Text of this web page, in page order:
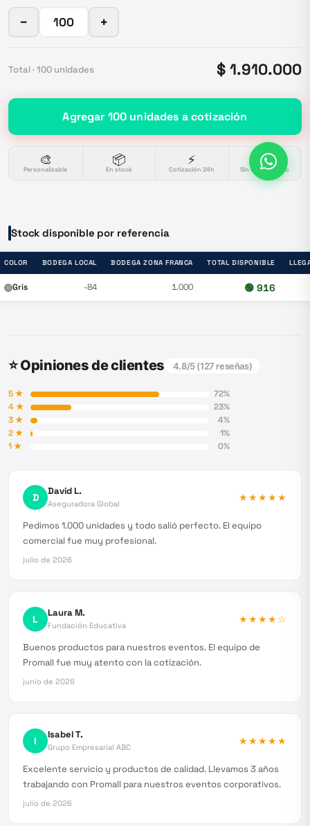
− +
Total · 100 unidades $ 1.910.000
Agregar 100 unidades a cotización
🎨
Personalizable
📦
En stock
⚡
Cotización 24h
🔒
Sin compromiso
Stock disponible por referencia
COLOR BODEGA LOCAL BODEGA ZONA FRANCA TOTAL DISPONIBLE
Gris -84 1.000 🟢 916
⭐ Opiniones de clientes 4.8/5 (127 reseñas)
5★ 72%
4★ 23%
3★ 4%
2★ 1%
1★ 0%
D David L.
Aseguradora Global
★★★★★
Pedimos 1.000 unidades y todo salió perfecto. El equipo
comercial fue muy profesional.
julio de 2026
L Laura M.
Fundación Educativa
★★★★☆
Buenos productos para nuestros eventos. El equipo de
Promall fue muy atento con la cotización.
junio de 2026
I Isabel T.
Grupo Empresarial ABC
★★★★★
Excelente servicio y productos de calidad. Llevamos 3 años
trabajando con Promall para nuestros eventos corporativos.
julio de 2026